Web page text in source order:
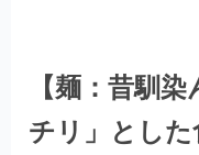
【麺：昔馴
チリ」とした